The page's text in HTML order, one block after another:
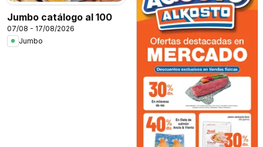
Jumbo catálogo al 100
07/08 - 17/08/2026
Jumbo